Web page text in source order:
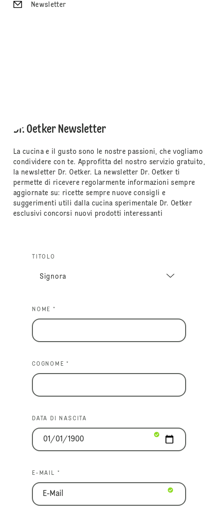
Newsletter
Dr. Oetker Newsletter
La cucina e il gusto sono le nostre passioni, che vogliamo
condividere con te. Approfitta del nostro servizio gratuito,
la newsletter Dr. Oetker. La newsletter Dr. Oetker ti
permette di ricevere regolarmente informazioni sempre
aggiornate su: ricette sempre nuove consigli e
suggerimenti utili dalla cucina sperimentale Dr. Oetker
esclusivi concorsi nuovi prodotti interessanti
TITOLO
NOME *
COGNOME *
DATA DI NASCITA
E-MAIL *